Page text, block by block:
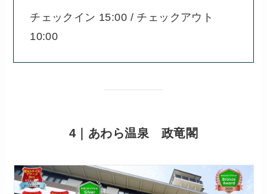
チェックイン 15:00 / チェックアウト
10:00
4｜あわら温泉 政竜閣